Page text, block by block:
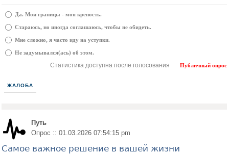
Да. Мои границы - моя крепость.
Стараюсь, но иногда соглашаюсь, чтобы не обидеть.
Мне сложно, я часто иду на уступки.
Не задумывался(ась) об этом.
Статистика доступна после голосования Публичный опрос
ЖАЛОБА
Путь
Опрос :: 01.03.2026 07:54:15 pm
Самое важное решение в вашей жизни